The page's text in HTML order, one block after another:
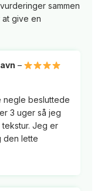
sammen
give en
–
negle besluttede
3 uger så jeg
Jeg er
den lette